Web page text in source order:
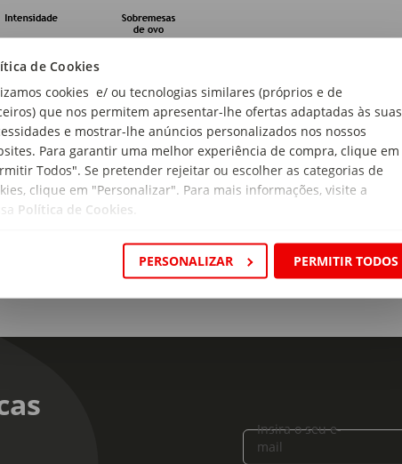
de Cookies
cookies e/ ou tecnologias similares (próprios e de
que nos permitem apresentar-lhe ofertas adaptadas às suas
e mostrar-lhe anúncios personalizados nos nossos
Para garantir uma melhor experiência de compra, clique em
Todos". Se pretender rejeitar ou escolher as categorias de
clique em "Personalizar". Para mais informações, visite a
Política de Cookies
PERSONALIZAR PERMITIR TODOS
Sulfitos.
Insira o seu e-
mail